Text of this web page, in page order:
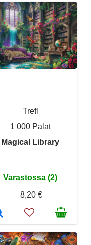
Trefl
1 000 Palat
Magical Library
Varastossa (2)
8,20 €